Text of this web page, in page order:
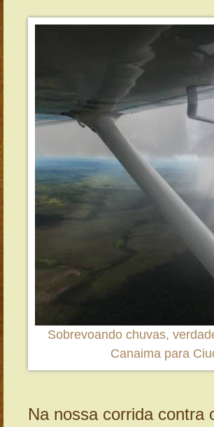
Sobrevoando chuvas,
Canaima para
Na nossa corrida contra